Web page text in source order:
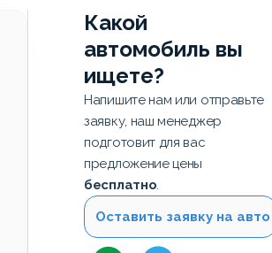
Какой
автомобиль вы
ищете?
Напишите нам или отправьте
заявку, наш менеджер
подготовит для вас
предложение цены
бесплатно.
Оставить заявку на авто